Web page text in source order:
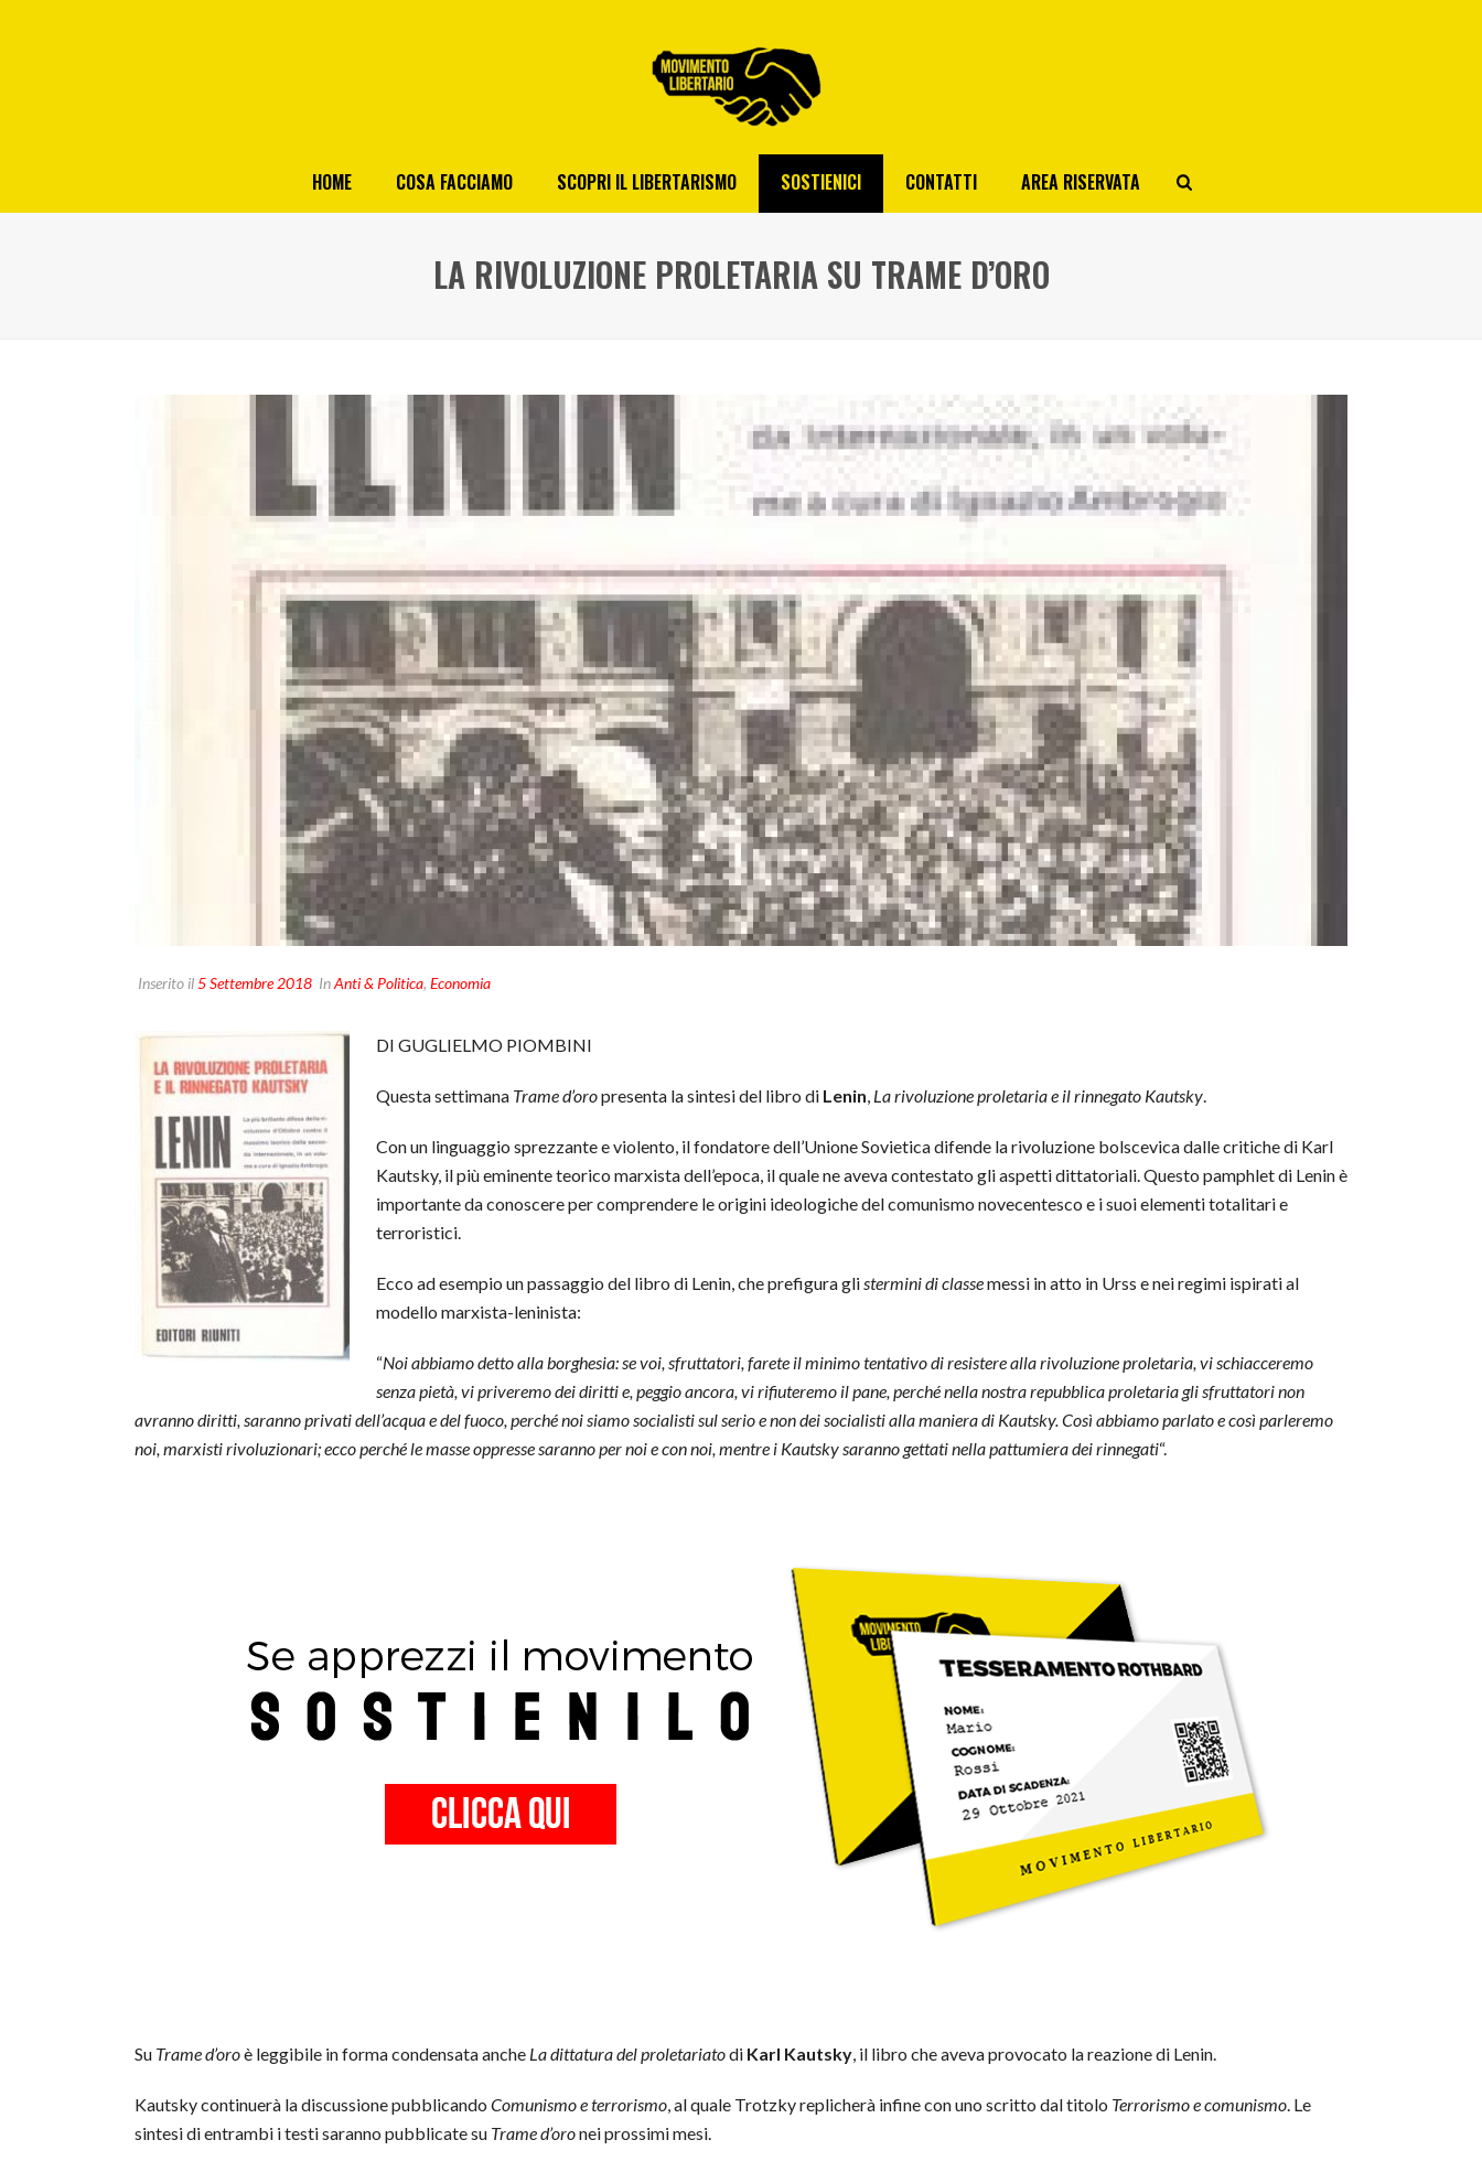
HOME COSA FACCIAMO SCOPRI IL LIBERTARISMO SOSTIENICI CONTATTI AREA RISERVATA
LA RIVOLUZIONE PROLETARIA SU TRAME D’ORO
Inserito il5 Settembre 2018 InAnti & Politica, Economia
DI GUGLIELMO PIOMBINI
Questa settimana Trame d’oropresenta la sintesi del libro di Lenin, La rivoluzione proletaria e il rinnegato Kautsky.
Con un linguaggio sprezzante e violento, il fondatore dell’Unione Sovietica difende la rivoluzione bolscevica dalle critiche di Karl
Kautsky, il più eminente teorico marxista dell’epoca, il quale ne aveva contestato gli aspetti dittatoriali. Questo pamphlet di Lenin è
importante da conoscere per comprendere le origini ideologiche del comunismo novecentesco e i suoi elementi totalitari e
terroristici.
Ecco ad esempio un passaggio del libro di Lenin, che prefigura glistermini di classemessi in atto in Urss e nei regimi ispirati al
modello marxista-leninista:
“Noi abbiamo detto alla borghesia: se voi, sfruttatori, farete il minimo tentativo di resistere alla rivoluzione proletaria, vi schiacceremo
senza pietà, vi priveremo dei diritti e, peggio ancora, vi rifiuteremo il pane, perché nella nostra repubblica proletaria gli sfruttatori non
avranno diritti, saranno privati dell’acqua e del fuoco, perché noi siamo socialisti sul serio e non dei socialisti alla maniera di Kautsky. Così abbiamo parlato e così parleremo
noi, marxisti rivoluzionari; ecco perché le masse oppresse saranno per noi e con noi, mentre i Kautsky saranno gettati nella pattumiera dei rinnegati“.
Su Trame d’oroè leggibile in forma condensata anche La dittatura del proletariatodi Karl Kautsky, il libro che aveva provocato la reazione di Lenin.
Kautsky continuerà la discussione pubblicando Comunismo e terrorismo, al quale Trotzky replicherà infine con uno scritto dal titolo Terrorismo e comunismo. Le
sintesi di entrambi i testi saranno pubblicate su Trame d’oronei prossimi mesi.